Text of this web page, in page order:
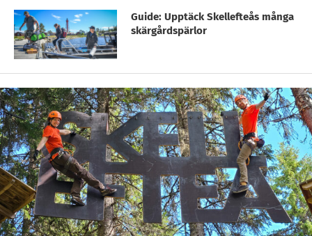
Guide: Upptäck Skellefteås många
skärgårdspärlor